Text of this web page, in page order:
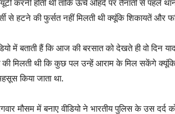
करनी होती थी ताकि ऊँचे ओहदे पर तैनाती से पहले
से हटने की फुर्सत नहीं मिलती थी क्यूंकि शिकायतें और
में बताती हैं कि आज की बरसात को देखते ही वो
मिलती थी कि कुछ पल उन्हें आराम के मिल सकेंगे क्यूंकि
किया जाता था.
मौसम में बनाए वीडियो ने भारतीय पुलिस के उस दर्द